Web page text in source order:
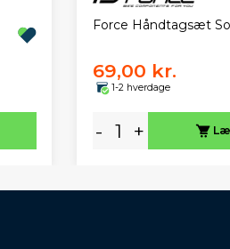
Force Håndtagsæt
69,00 kr.
1-2 hverdage
- +